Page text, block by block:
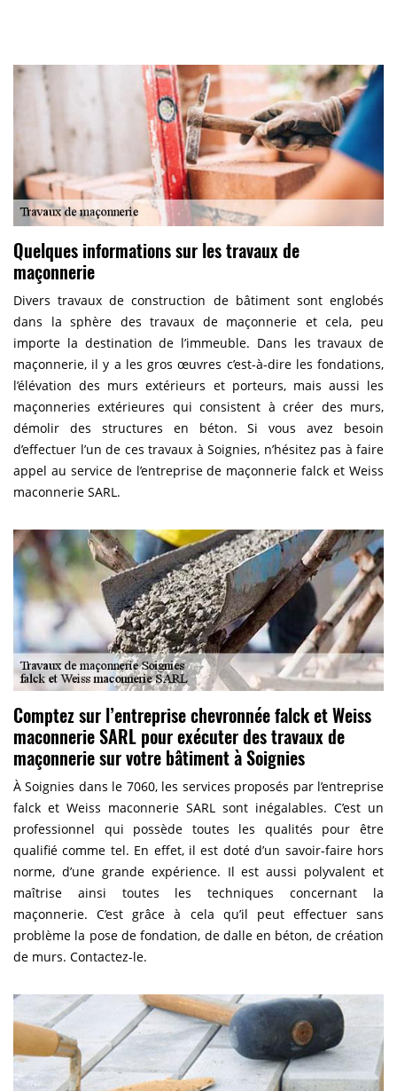
Quelques informations sur les travaux de
maçonnerie
Divers travaux de construction de bâtiment sont englobés
dans la sphère des travaux de maçonnerie et cela, peu
importe la destination de l’immeuble. Dans les travaux de
maçonnerie, il y a les gros œuvres c’est-à-dire les fondations,
l’élévation des murs extérieurs et porteurs, mais aussi les
maçonneries extérieures qui consistent à créer des murs,
démolir des structures en béton. Si vous avez besoin
d’effectuer l’un de ces travaux à Soignies, n’hésitez pas à faire
appel au service de l’entreprise de maçonnerie falck et Weiss
maconnerie SARL.
Comptez sur l’entreprise chevronnée falck et Weiss
maconnerie SARL pour exécuter des travaux de
maçonnerie sur votre bâtiment à Soignies
À Soignies dans le 7060, les services proposés par l’entreprise
falck et Weiss maconnerie SARL sont inégalables. C’est un
professionnel qui possède toutes les qualités pour être
qualifié comme tel. En effet, il est doté d’un savoir-faire hors
norme, d’une grande expérience. Il est aussi polyvalent et
maîtrise ainsi toutes les techniques concernant la
maçonnerie. C’est grâce à cela qu’il peut effectuer sans
problème la pose de fondation, de dalle en béton, de création
de murs. Contactez-le.